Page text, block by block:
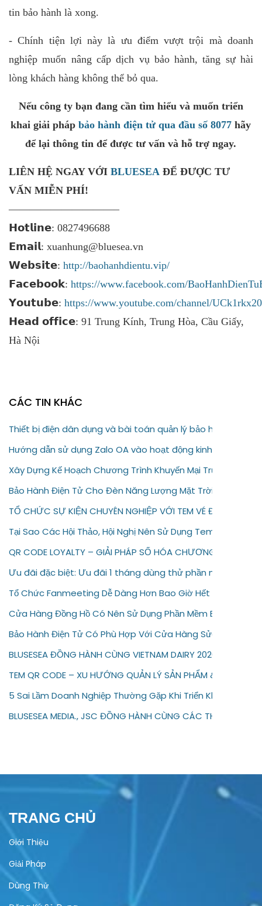
tin bảo hành là xong.
- Chính tiện lợi này là ưu điểm vượt trội mà doanh
nghiệp muốn nâng cấp dịch vụ bảo hành, tăng sự hài
lòng khách hàng không thể bỏ qua.
Nếu công ty bạn đang cần tìm hiểu và muốn triển
khai giải phápbảo hành điện tử qua đầu số 8077 hãy
để lại thông tin để được tư vấn và hỗ trợ ngay.
LIÊN HỆ NGAY VỚI BLUESEA ĐỂ ĐƯỢC TƯ
VẤN MIỄN PHÍ!
——————————–
𝗛𝗼𝘁𝗹𝗶𝗻𝗲: 0827496688
𝗘𝗺𝗮𝗶𝗹: xuanhung@bluesea.vn
𝗪𝗲𝗯𝘀𝗶𝘁𝗲: http://baohanhdientu.vip/
𝗙𝗮𝗰𝗲𝗯𝗼𝗼𝗸: https://www.facebook.com/
𝗬𝗼𝘂𝘁𝘂𝗯𝗲: https://www.youtube.com/channel/
𝗛𝗲𝗮𝗱 𝗼𝗳𝗳𝗶𝗰𝗲: 91 Trung Kính, Trung Hòa, Cầu Giấy,
Hà Nội
CÁC TIN KHÁC
Thiết bị điện dân dụng và bài toán quản lý bảo hành
Hướng dẫn sử dụng Zalo OA vào hoạt động kinh doanh
Xây Dựng Kế Hoạch Chương Trình Khuyến Mại Trực Tuyến
Bảo Hành Điện Tử Cho Đèn Năng Lượng Mặt Trời – Giải
TỔ CHỨC SỰ KIỆN CHUYÊN NGHIỆP VỚI TEM VÉ ĐIỆN TỬ
Tại Sao Các Hội Thảo, Hội Nghị Nên Sử Dụng Tem Vé Điện
QR CODE LOYALTY – GIẢI PHÁP SỐ HÓA CHƯƠNG TRÌNH
Ưu đãi đặc biệt: Ưu đãi 1 tháng dùng thử phần mềm bảo
Tổ Chức Fanmeeting Dễ Dàng Hơn Bao Giờ Hết Với Tem
Cửa Hàng Đồng Hồ Có Nên Sử Dụng Phần Mềm Bảo Hành
Bảo Hành Điện Tử Có Phù Hợp Với Cửa Hàng Sửa Chữa
BLUSESEA ĐỒNG HÀNH CÙNG VIETNAM DAIRY 2026
TEM QR CODE – XU HƯỚNG QUẢN LÝ SẢN PHẨM & BẢO
5 Sai Lầm Doanh Nghiệp Thường Gặp Khi Triển Khai Bảo
BLUSESEA MEDIA., JSC ĐỒNG HÀNH CÙNG CÁC THƯƠNG
TRANG CHỦ
Giới Thiệu
Giải Pháp
Dùng Thử